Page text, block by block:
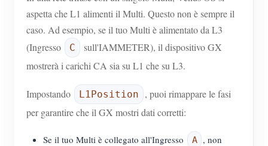
aspetta che L1 alimenti il Multi. Questo non è sempre il
caso. Ad esempio, se il tuo Multi è alimentato da L3
(Ingresso
C
sull'IAMMETER), il dispositivo GX
mostrerà i carichi CA sia su L1 che su L3.
Impostando L1Position
, puoi rimappare le fasi
per garantire che il GX mostri dati corretti:
Se il tuo Multi è collegato all'Ingresso A , non